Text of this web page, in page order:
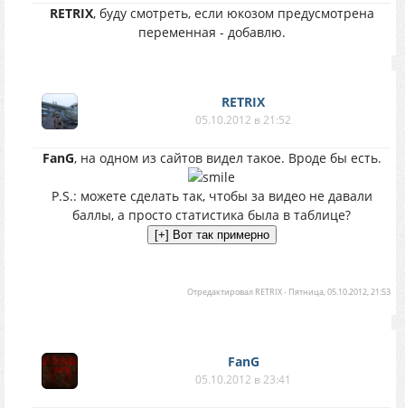
RETRIX, буду смотреть, если юкозом предусмотрена
переменная - добавлю.
RETRIX
05.10.2012 в 21:52
FanG, на одном из сайтов видел такое. Вроде бы есть.
P.S.: можете сделать так, чтобы за видео не давали
баллы, а просто статистика была в таблице?
Отредактировал RETRIX- Пятница, 05.10.2012, 21:53
FanG
05.10.2012 в 23:41